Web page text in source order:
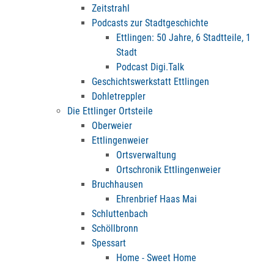
Zeitstrahl
Podcasts zur Stadtgeschichte
Ettlingen: 50 Jahre, 6 Stadtteile, 1
Stadt
Podcast Digi.Talk
Geschichtswerkstatt Ettlingen
Dohletreppler
Die Ettlinger Ortsteile
Oberweier
Ettlingenweier
Ortsverwaltung
Ortschronik Ettlingenweier
Bruchhausen
Ehrenbrief Haas Mai
Schluttenbach
Schöllbronn
Spessart
Home - Sweet Home